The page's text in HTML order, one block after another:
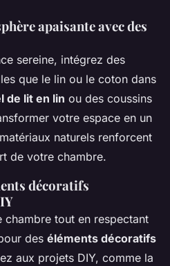
apaisante avec des
sereine, intégrez des
que le lin ou le coton dans
de lit en lin ou des coussins
votre espace en un
naturels renforcent
de votre chambre.
décoratifs
chambre tout en respectant
des éléments décoratifs
aux projets DIY, comme la